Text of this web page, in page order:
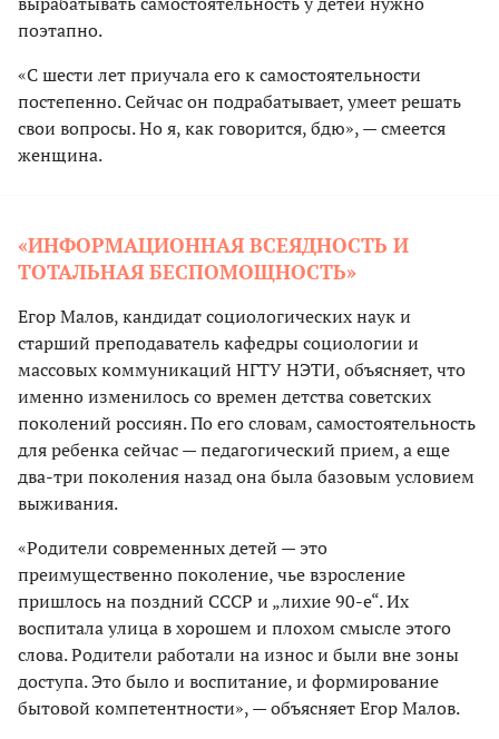
поэтапно.
«С шести лет приучала его к самостоятельности
постепенно. Сейчас он подрабатывает, умеет решать
свои вопросы. Но я, как говорится, бдю», — смеется
женщина.
«ИНФОРМАЦИОННАЯ ВСЕЯДНОСТЬ И
ТОТАЛЬНАЯ БЕСПОМОЩНОСТЬ»
Егор Малов, кандидат социологических наук и
старший преподаватель кафедры социологии и
массовых коммуникаций НГТУ НЭТИ, объясняет, что
именно изменилось со времен детства советских
поколений россиян. По его словам, самостоятельность
для ребенка сейчас — педагогический прием, а еще
два-три поколения назад она была базовым условием
выживания.
«Родители современных детей — это
преимущественно поколение, чье взросление
пришлось на поздний СССР и „лихие 90-е“. Их
воспитала улица в хорошем и плохом смысле этого
слова. Родители работали на износ и были вне зоны
доступа. Это было и воспитание, и формирование
бытовой компетентности», — объясняет Егор Малов.